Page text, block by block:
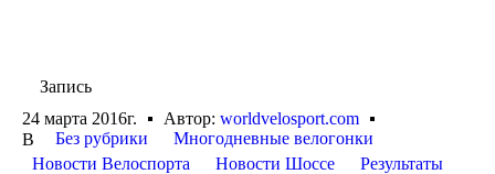
Запись
24 марта 2016г.
Автор: worldvelosport.com
В
Без рубрики
Многодневные велогонки
Новости Велоспорта
Новости Шоссе
Результаты